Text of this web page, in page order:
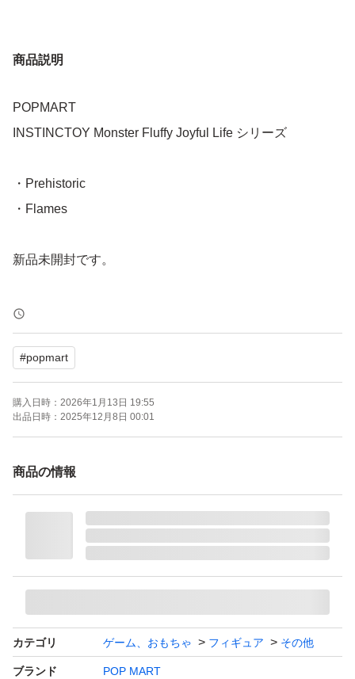
商品説明
POPMART
INSTINCTOY Monster Fluffy Joyful Life シリーズ
・Prehistoric
・Flames
新品未開封です。
ーーーーーーーーーーーーーーーーーーーーーーーー
【発送方法】
ゆうパケットプラス
箱は綺麗に開けれませんでしたので､ご希望の方のみお付
けします。
ーーーーーーーーーーーーーーーーーーーーーーーー
個別に送料がかかってしまう為､バラ売りご希望の方は3
千円とさせていただきます。
ーーーーーーーーーーーーーーーーーーーーーーーー
#popmart
購入日時： 2026年1月13日 19:55
出品日時： 2025年12月8日 00:01
商品の情報
カテゴリ ゲーム、おもちゃ フィギュア その他
ブランド POP MART